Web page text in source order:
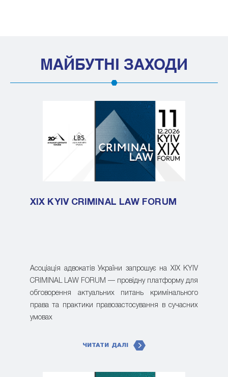
МАЙБУТНІ ЗАХОДИ
XIX KYIV CRIMINAL LAW FORUM
Асоціація адвокатів України запрошує на XIX KYIV
CRIMINAL LAW FORUM — провідну платформу для
обговорення актуальних питань кримінального
права та практики правозастосування в сучасних
умовах
ЧИТАТИ ДАЛІ